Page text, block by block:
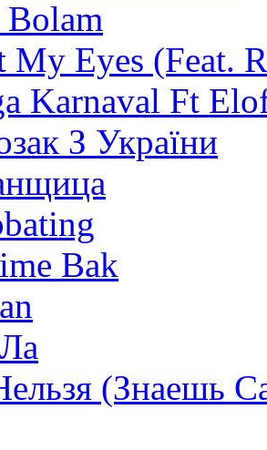
My Eyes (Feat.
Karnaval Ft
З України
Bak
(Знаешь